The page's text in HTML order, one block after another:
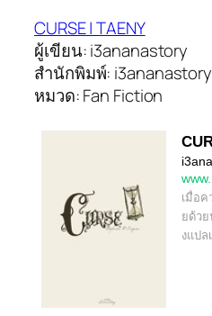
CURSE | TAENY
ผู้เขียน: i3ananastory
สำนักพิมพ์: i3ananastory
หมวด: Fan Fiction